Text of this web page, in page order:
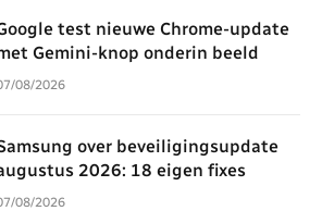
test nieuwe Chrome-update
Gemini-knop onderin beeld
08/2026
over beveiligingsupdate
2026: 18 eigen fixes
08/2026